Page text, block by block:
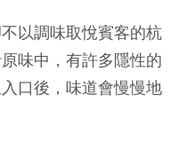
以調味取悅賓客的杭
味中，有許多隱性的
口後，味道會慢慢地